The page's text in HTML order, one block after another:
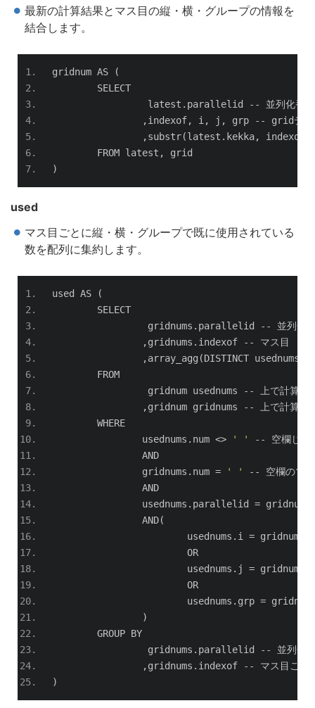
最新の計算結果とマス目の縦・横・グループの情報を
結合します。
gridnum AS
(
	SELECT
		 latest
. parallelid --
並列化番号
,indexof, i , j , grp -- gridテ
,substr(latest . kekka, indexof
	FROM latest
,
grid
)
used
マス目ごとに縦・横・グループで既に使用されている
数を配列に集約します。
used AS
(
	SELECT
		 gridnums
. parallelid --
並列化
,gridnums . indexof --
マス目
,array_agg (DISTINCT usednums
	FROM
		 gridnum usednums
--
上で計算し
,gridnum gridnums --
上で計算し
	WHERE
		usednums
. num <> ' ' --
空欄じゃ
		AND
		gridnums
. num = ' ' --
空欄のマス
		AND
		usednums
. parallelid = gridnums
		AND
(
			usednums
. i = gridnums
			OR
			usednums
. j = gridnums
			OR
			usednums
. grp =
)
	GROUP BY
		 gridnums
. parallelid --
並列化
,gridnums . indexof --
マス目ごと
)